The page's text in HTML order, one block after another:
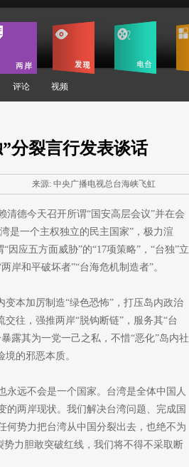
评论 视频
分裂言行发表谈话
来源: 中央广播电视总台海峡飞虹
德今天召开所谓“国安高层会议”并在会
是一个主权独立的民主国家”，极力渲
因应五方面威胁”的“17项策略”，“台独”立
岸和平破坏者”“台海危机制造者”。
本加厉制造“绿色恐怖”，打压岛内政治
往，强推两岸“脱钩断链”，服务其“台
露其为一党一己之私，不惜“恶化”岛内社
的邪恶本质。
永远不会是一个国家。台湾是全体中国人
的两岸现状。我们解决台湾问题、完成国
何势力把台湾从中国分裂出去，也绝不为
势力胆敢突破红线，我们将不得不采取断